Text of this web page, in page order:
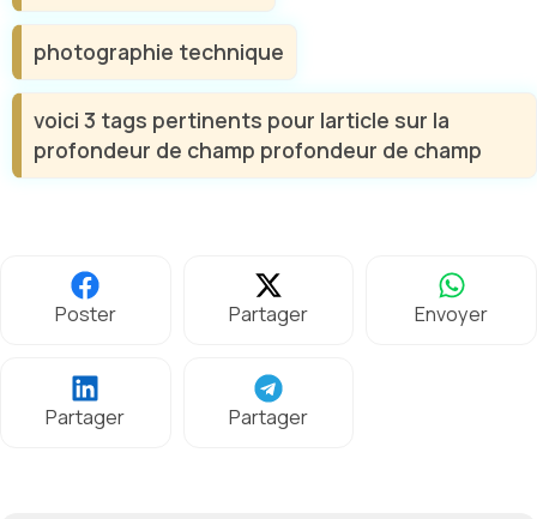
photographie technique
voici 3 tags pertinents pour larticle sur la
profondeur de champ profondeur de champ
Poster Partager Envoyer
Partager Partager